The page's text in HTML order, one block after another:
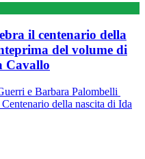
il centenario della
del volume di
Cavallo
e Barbara Palombelli
della nascita di Ida